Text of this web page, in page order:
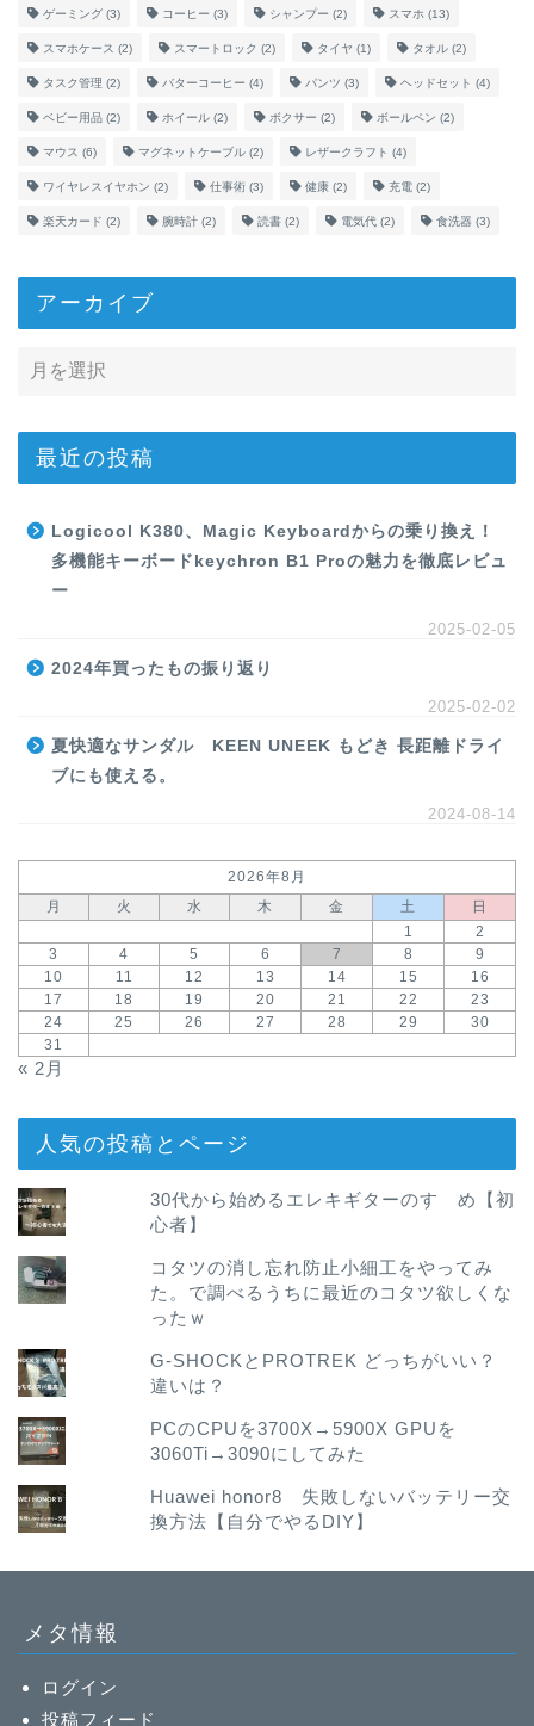
ゲーミング (3) コーヒー (3) シャンプー (2) スマホ (13)
スマホケース (2) スマートロック (2) タイヤ (1) タオル (2)
タスク管理 (2) バターコーヒー (4) パンツ (3) ヘッドセット (4)
ベビー用品 (2) ホイール (2) ボクサー (2) ボールペン (2)
マウス (6) マグネットケーブル (2) レザークラフト (4)
ワイヤレスイヤホン (2) 仕事術 (3) 健康 (2) 充電 (2)
楽天カード (2) 腕時計 (2) 読書 (2) 電気代 (2) 食洗器 (3)
アーカイブ
最近の投稿
Logicool K380、Magic Keyboardからの乗り換え！
多機能キーボードkeychron B1 Proの魅力を徹底レビュ
ー
2025-02-05
2024年買ったもの振り返り
2025-02-02
夏快適なサンダル KEEN UNEEK もどき 長距離ドライ
ブにも使える。
2024-08-14
2026年8月
月
火 水 木 金 土
日
1
2
3
4 5 6 7 8
9
10
11 12 13 14 15
16
17
18 19 20 21 22
23
24
25 26 27 28 29
30
31
« 2月
人気の投稿とページ
30代から始めるエレキギターのすゝめ【初
心者】
コタツの消し忘れ防止小細工をやってみ
た。で調べるうちに最近のコタツ欲しくな
ったｗ
G-SHOCKとPROTREK どっちがいい？
違いは？
PCのCPUを3700X→5900X GPUを
3060Ti→3090にしてみた
Huawei honor8 失敗しないバッテリー交
換方法【自分でやるDIY】
メタ情報
ログイン
投稿フィード